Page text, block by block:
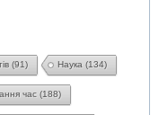
(91) Наука (134)
час (188)